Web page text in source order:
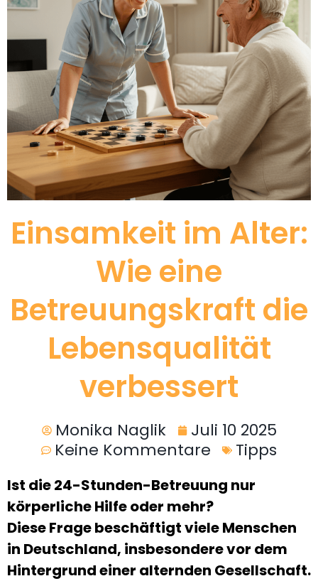
Einsamkeit im Alter:
Wie eine
Betreuungskraft die
Lebensqualität
verbessert
Monika Naglik
Juli 10 2025
Keine Kommentare
Tipps
Ist die 24-Stunden-Betreuung nur
körperliche Hilfe oder mehr?
Diese Frage beschäftigt viele Menschen
in Deutschland, insbesondere vor dem
Hintergrund einer alternden Gesellschaft.